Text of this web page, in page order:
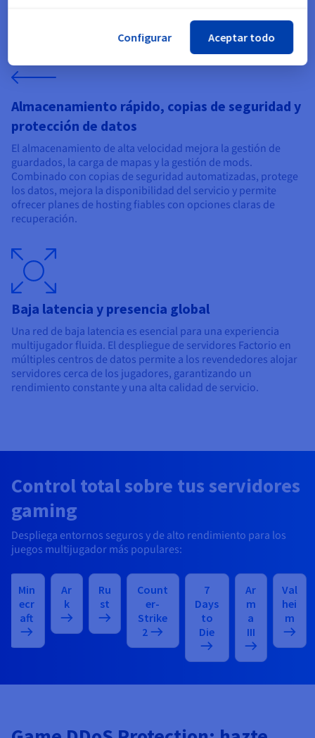
Almacenamiento rápido, copias de seguridad y
protección de datos
El almacenamiento de alta velocidad mejora la gestión de
guardados, la carga de mapas y la gestión de mods.
Combinado con copias de seguridad automatizadas, protege
los datos, mejora la disponibilidad del servicio y permite
ofrecer planes de hosting fiables con opciones claras de
recuperación.
Baja latencia y presencia global
Una red de baja latencia es esencial para una experiencia
multijugador fluida. El despliegue de servidores Factorio en
múltiples centros de datos permite a los revendedores alojar
servidores cerca de los jugadores, garantizando un
rendimiento constante y una alta calidad de servicio.
Control total sobre tus servidores
gaming
Despliega entornos seguros y de alto rendimiento para los
juegos multijugador más populares:
Min
ecr
aft
Ar
k
Ru
st
Count
er-
Strike
2
7
Days
to
Die
Ar
m
a
III
Val
hei
m
Configurar Aceptar todo